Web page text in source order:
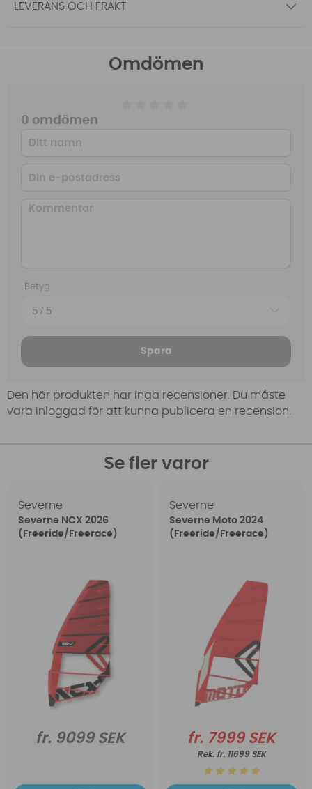
LEVERANS OCH FRAKT
Omdömen
0 omdömen
Betyg
Spara
Den här produkten har inga recensioner. Du måste
vara inloggad för att kunna publicera en recension.
Se fler varor
Severne
Severne NCX 2026
(Freeride/Freerace)
fr. 9099 SEK
Severne
Severne Moto 2024
(Freeride/Freerace)
fr. 7999 SEK
fr. 11699 SEK